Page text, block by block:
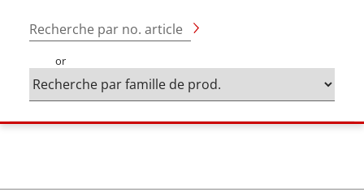
Recherche par no. article
or